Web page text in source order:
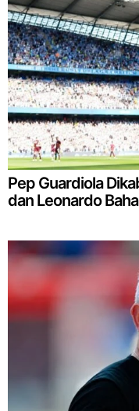
Pep Guardiola
dan Leonardo